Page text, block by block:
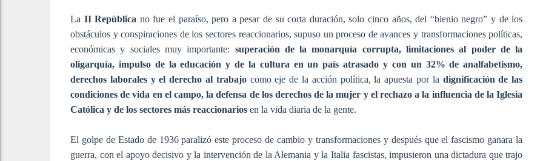
La II República no fue el paraíso, pero a pesar de su corta duración, solo cinco años, del “bienio negro” y de los
obstáculos y conspiraciones de los sectores reaccionarios, supuso un proceso de avances y transformaciones políticas,
económicas y sociales muy importante: superación de la monarquía corrupta, limitaciones al poder de la
oligarquía, impulso de la educación y de la cultura en un país atrasado y con un 32% de analfabetismo,
derechos laborales y el derecho al trabajocomo eje de la acción política, la apuesta por la dignificación de las
condiciones de vida en el campo, la defensa de los derechos de la mujer y el rechazo a la influencia de la Iglesia
Católica y de los sectores más reaccionarios en la vida diaria de la gente.
El golpe de Estado de 1936 paralizó este proceso de cambio y transformaciones y después que el fascismo ganara la
guerra, con el apoyo decisivo y la intervención de la Alemania y la Italia fascistas, impusieron una dictadura que trajo